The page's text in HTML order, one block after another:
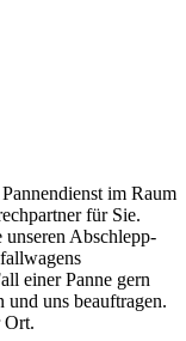
im Raum
für Sie.
Abschlepp-
einer Panne gern
und uns beauftragen.
Ort.